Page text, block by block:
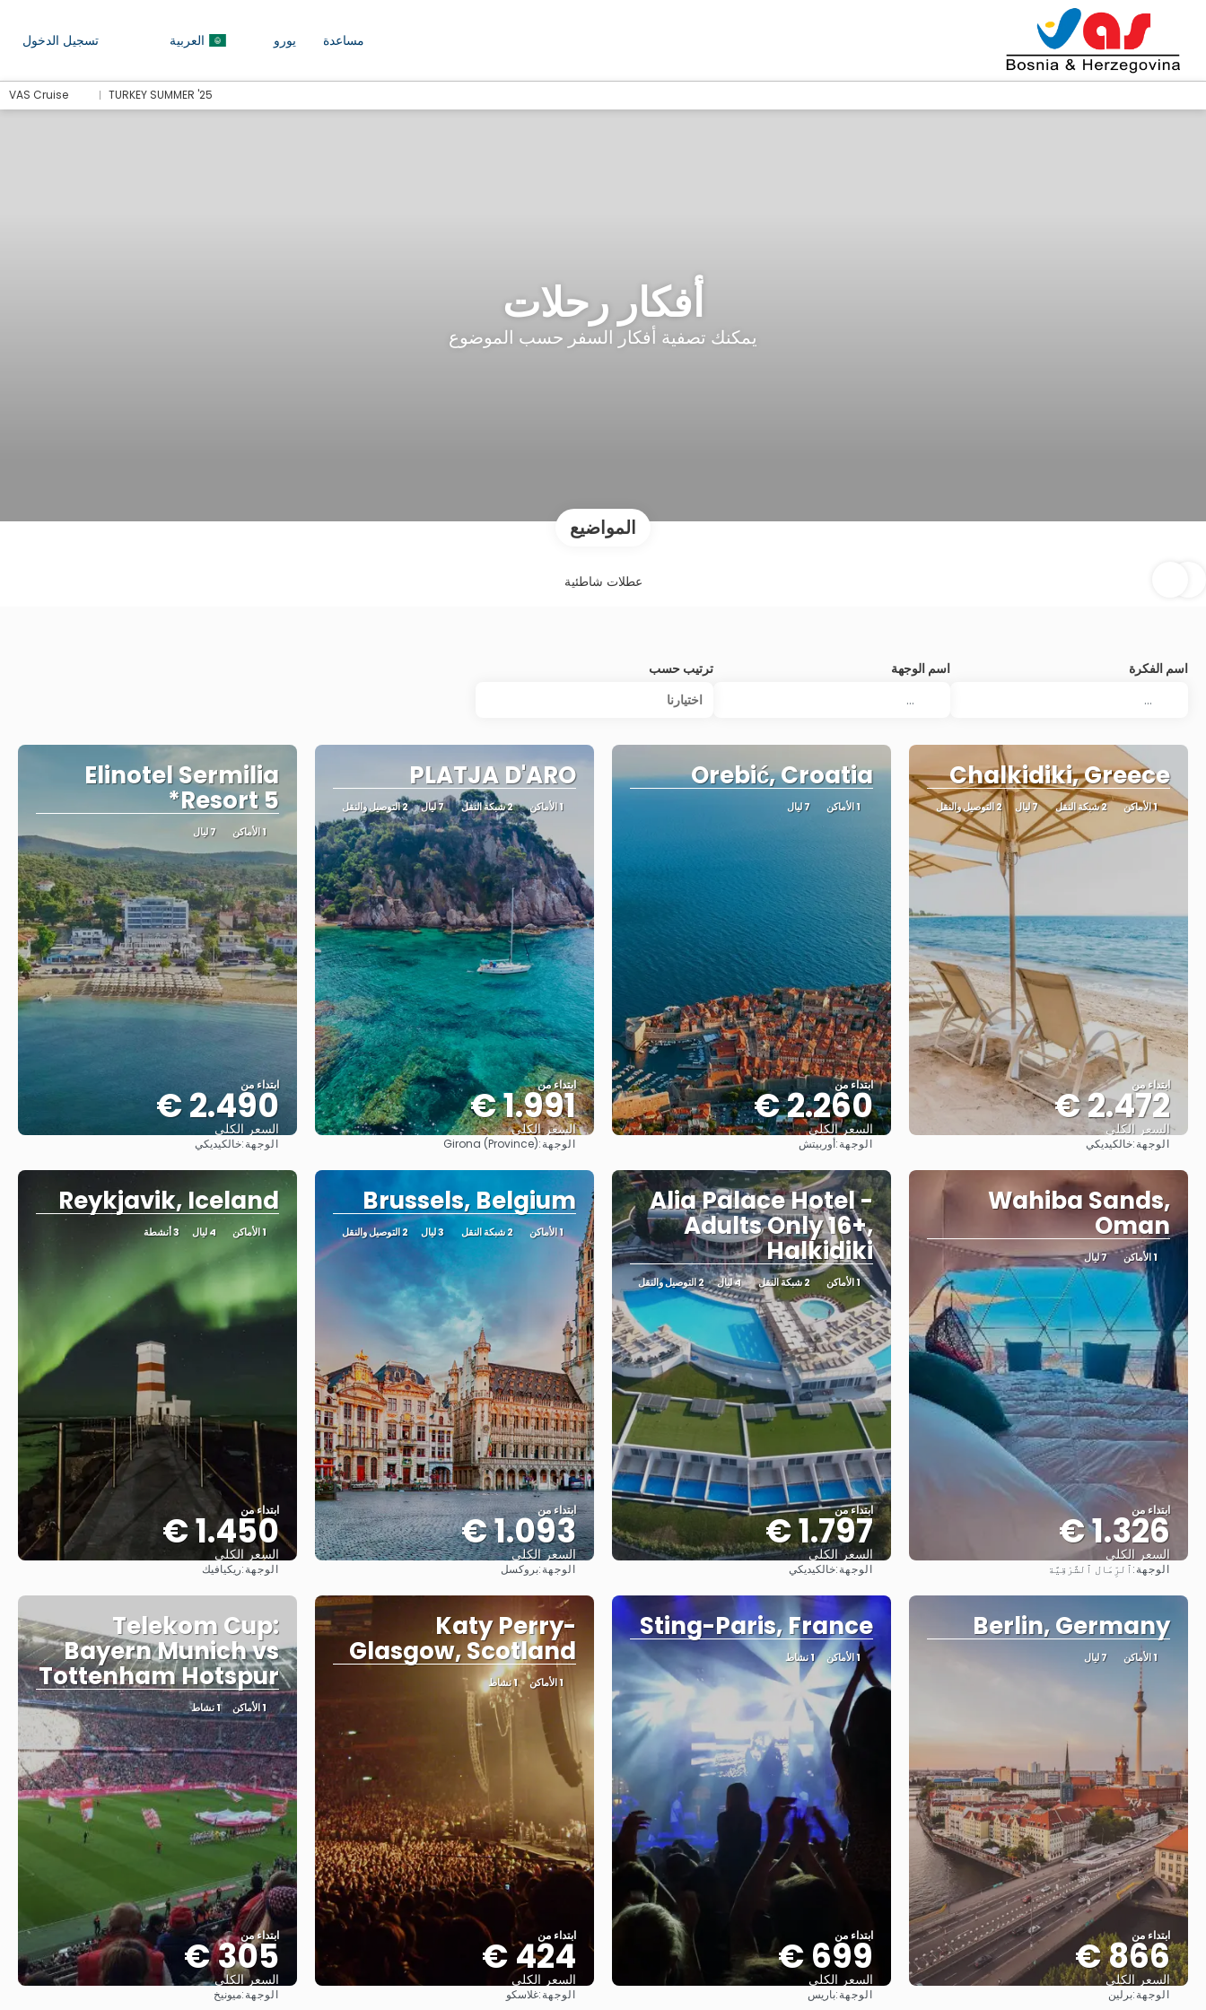
مساعدة يورو العربية تسجيل الدخول
TURKEY SUMMER '25
VAS Cruise
أفكار رحلات
يمكنك تصفية أفكار السفر حسب الموضوع
المواضيع
عطلات شاطئية
اسم الفكرة اسم الوجهة
ترتيب حسب
اختيارنا
Chalkidiki, Greece
1 الأماكن 2 شبكة النقل 7 ليال 2 التوصيل والنقل
ابتداء من
2.472 €
السعر الكلي
الوجهة:خالكيديكي
Orebić, Croatia
1 الأماكن 7 ليال
ابتداء من
2.260 €
السعر الكلي
الوجهة:أوربيتش
PLATJA D'ARO
1 الأماكن 2 شبكة النقل 7 ليال 2 التوصيل والنقل
ابتداء من
1.991 €
السعر الكلي
شاهد
الوجهة:Girona (Province)
Elinotel Sermilia
Resort 5*
1 الأماكن 7 ليال
ابتداء من
2.490 €
السعر الكلي
الوجهة:خالكيديكي
Wahiba Sands,
Oman
1 الأماكن 7 ليال
ابتداء من
1.326 €
السعر الكلي
شاهد
الوجهة:ٱلرِّمَال ٱلشَّرْقِيَّة
Alia Palace Hotel -
Adults Only 16+,
Halkidiki
1 الأماكن 2 شبكة النقل 4 ليال 2 التوصيل والنقل
ابتداء من
1.797 €
السعر الكلي
الوجهة:خالكيديكي
Brussels, Belgium
1 الأماكن 2 شبكة النقل 3 ليال 2 التوصيل والنقل
ابتداء من
1.093 €
السعر الكلي
الوجهة:بروكسل
Reykjavik, Iceland
1 الأماكن 4 ليال 3 أنشطة
ابتداء من
1.450 €
السعر الكلي
الوجهة:ريكيافيك
Berlin, Germany
1 الأماكن 7 ليال
ابتداء من
866 €
السعر الكلي
الوجهة:برلين
Sting-Paris, France
1 الأماكن 1 نشاط
ابتداء من
699 €
السعر الكلي
الوجهة:باريس
Katy Perry-
Glasgow, Scotland
1 الأماكن 1 نشاط
ابتداء من
424 €
السعر الكلي
الوجهة:غلاسكو
Telekom Cup:
Bayern Munich vs
Tottenham Hotspur
1 الأماكن 1 نشاط
ابتداء من
305 €
السعر الكلي
الوجهة:ميونيخ